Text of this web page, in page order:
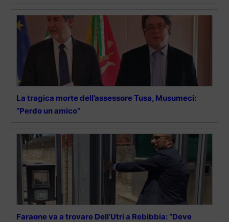
La tragica morte dell’assessore Tusa, Musumeci:
“Perdo un amico”
Faraone va a trovare Dell’Utri a Rebibbia: “Deve